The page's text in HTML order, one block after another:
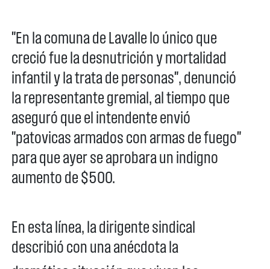
"En la comuna de Lavalle lo único que
creció fue la desnutrición y mortalidad
infantil y la trata de personas", denunció
la representante gremial, al tiempo que
aseguró que el intendente envió
"patovicas armados con armas de fuego"
para que ayer se aprobara un indigno
aumento de $500.
En esta línea, la dirigente sindical
describió con una anécdota la